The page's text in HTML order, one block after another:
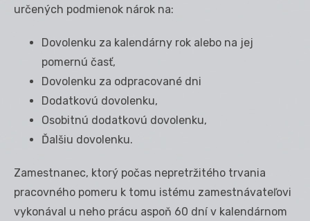
určených podmienok nárok na:
Dovolenku za kalendárny rok alebo na jej
pomernú časť,
Dovolenku za odpracované dni
Dodatkovú dovolenku,
Osobitnú dodatkovú dovolenku,
Ďalšiu dovolenku.
Zamestnanec, ktorý počas nepretržitého trvania
pracovného pomeru k tomu istému zamestnávateľovi
vykonával u neho prácu aspoň 60 dní v kalendárnom